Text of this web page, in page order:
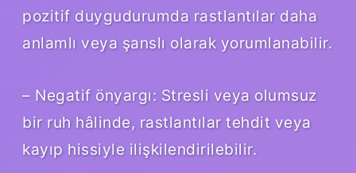
pozitif duygudurumda rastlantılar daha
anlamlı veya şanslı olarak yorumlanabilir.
– Negatif önyargı: Stresli veya olumsuz
bir ruh hâlinde, rastlantılar tehdit veya
kayıp hissiyle ilişkilendirilebilir.